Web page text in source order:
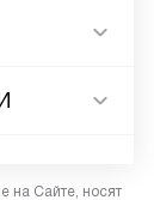
на Сайте, носят